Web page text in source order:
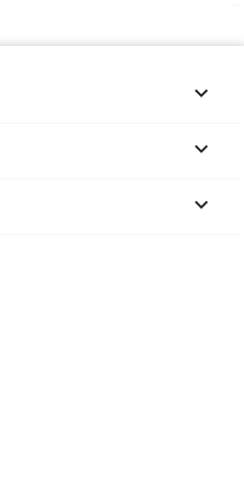


